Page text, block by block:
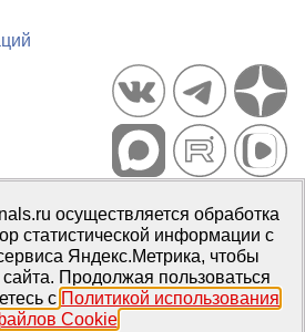
PsyJournals.ru, 2007–2026
СМИЭл № ФС77-66447 от 14 июля
осуществляется обработка
статистической информации с
Яндекс.Метрика, чтобы
Продолжая пользоваться
с Политикой использования
Cookie.